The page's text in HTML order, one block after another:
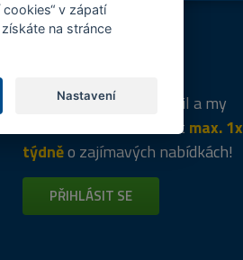
Napište nám svůj e-mail a my
vás budeme informovat max. 1x
týdněo zajímavých nabídkách!
PŘIHLÁSIT SE
v zápatí
na stránce
Nastavení